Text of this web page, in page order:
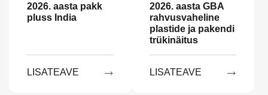
2026. aasta pakk
pluss India
LISATEAVE 
2026. aasta GBA
rahvusvaheline
plastide ja pakendi
trükinäitus
LISATEAVE 